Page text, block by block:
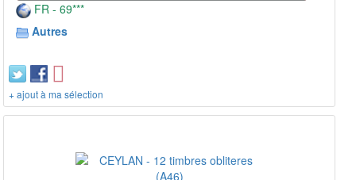
FR - 69***
Autres
+ ajout à ma sélection